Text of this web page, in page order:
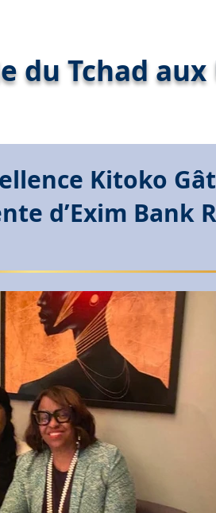
du Tchad aux
Kitoko
d’Exim Bank